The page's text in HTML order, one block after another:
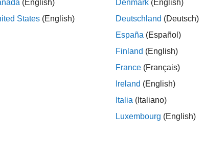
(English)
States (English)
Denmark (English)
Deutschland (Deutsch)
España (Español)
Finland (English)
France (Français)
Ireland (English)
Italia (Italiano)
Luxembourg (English)